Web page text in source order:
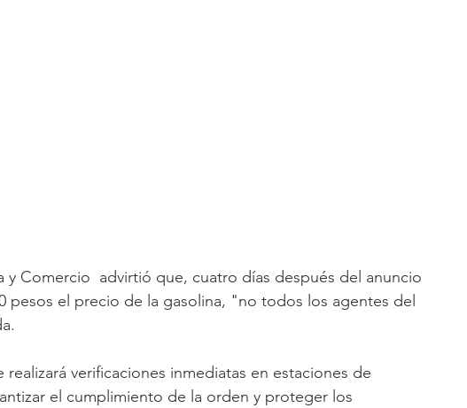
y Comercio  advirtió que, cuatro días después del anuncio
pesos el precio de la gasolina, "no todos los agentes del
verificaciones inmediatas en estaciones de
el cumplimiento de la orden y proteger los